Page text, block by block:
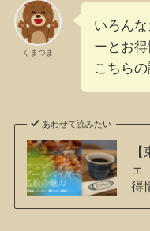
くまつま
いろん
ーとお
こちら
あわせて読みたい
ェ
得